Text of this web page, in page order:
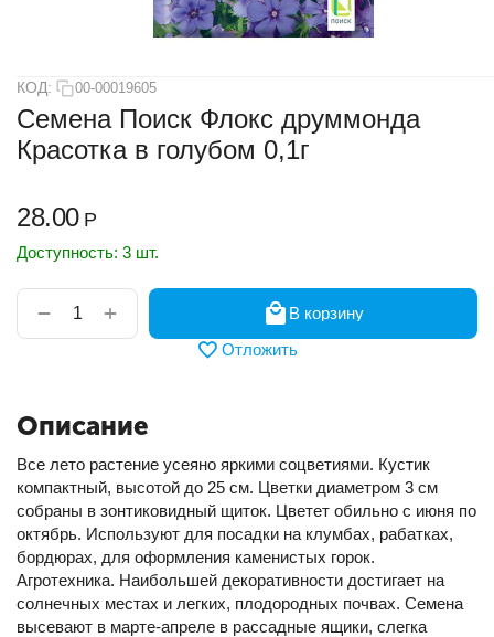
КОД: 00-00019605
Семена Поиск Флокс друммонда
Красотка в голубом 0,1г
28.00 Р
Доступность: 3 шт.
+
−
В корзину
Отложить
Описание
Все лето растение усеяно яркими соцветиями. Кустик
компактный, высотой до 25 см. Цветки диаметром 3 см
собраны в зонтиковидный щиток. Цветет обильно с июня по
октябрь. Используют для посадки на клумбах, рабатках,
бордюрах, для оформления каменистых горок.
Агротехника. Наибольшей декоративности достигает на
солнечных местах и легких, плодородных почвах. Семена
высевают в марте-апреле в рассадные ящики, слегка